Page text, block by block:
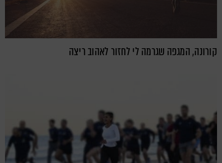
קורונה, המגפה שגרמה לי לחזור לאהוב ריצה